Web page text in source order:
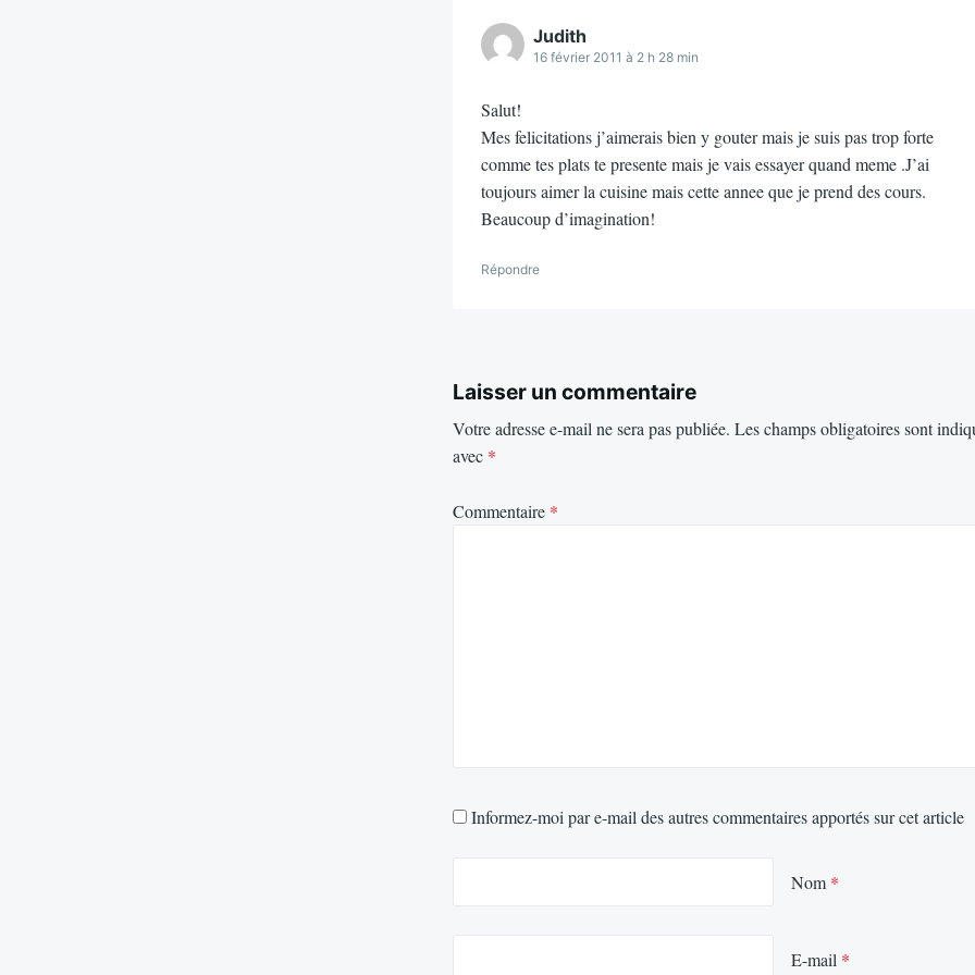
Judith
16 février 2011 à 2 h 28 min
Salut!
Mes felicitations j’aimerais bien y gouter mais je suis pas trop forte
comme tes plats te presente mais je vais essayer quand meme .J’ai
toujours aimer la cuisine mais cette annee que je prend des cours.
Beaucoup d’imagination!
Répondre
Laisser un commentaire
Votre adresse e-mail ne sera pas publiée. Les champs obligatoires sont
avec *
Commentaire *
Informez-moi par e-mail des autres commentaires apportés sur cet article
Nom *
E-mail *